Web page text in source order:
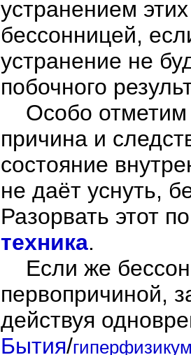
устранением
бессонницей,
устранение не
побочного
Особо отметим
причина и
состояние
не даёт уснуть,
Разорвать этот
техника.
Если же
первопричиной,
действуя
Бытия/